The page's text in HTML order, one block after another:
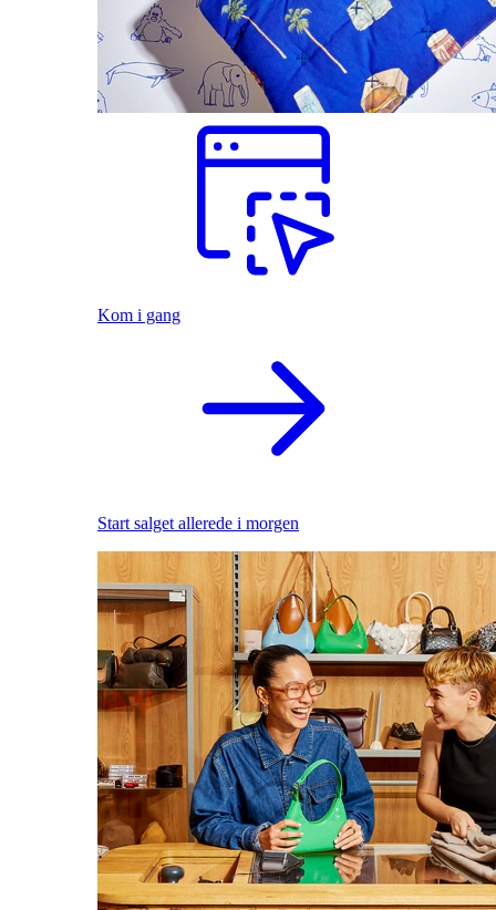
Kom i gang
Start salget allerede i morgen